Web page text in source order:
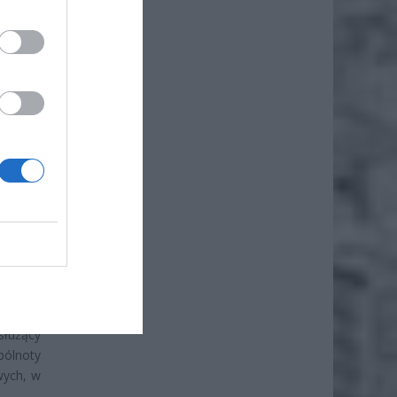
mogą
pod
–
od
w